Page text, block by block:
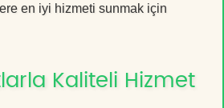
en iyi hizmeti sunmak için
Kaliteli Hizmet